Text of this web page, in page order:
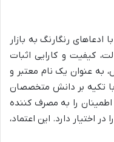
رنگارنگ به بازار
کیفیت و کارایی اثبات
به عنوان یک نام معتبر و
با تکیه بر دانش متخصصان
اطمینان را به مصرف کننده
اختیار دارد. این اعتماد،